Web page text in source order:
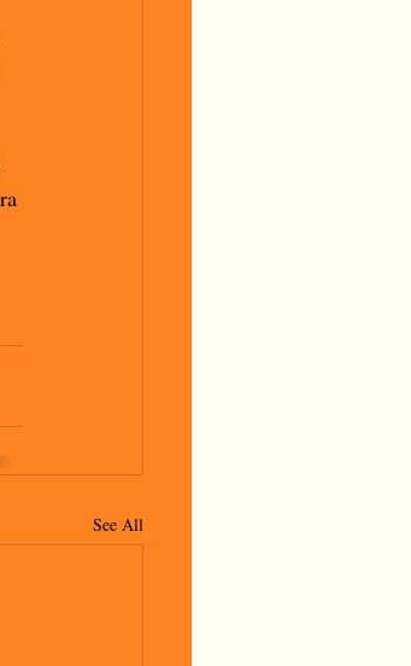
See All